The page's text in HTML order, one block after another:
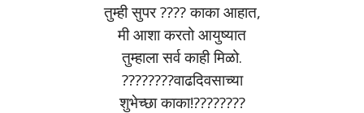
तुम्ही सुपर ???? काका आहात,
मी आशा करतो आयुष्यात
तुम्हाला सर्व काही मिळो.
????????वाढदिवसाच्या
शुभेच्छा काका!????????